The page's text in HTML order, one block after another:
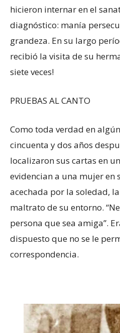
hicieron internar en el
diagnóstico: manía
grandeza. En su largo
recibió la visita de su
siete veces!
PRUEBAS AL CANTO
Como toda verdad en
cincuenta y dos años
localizaron sus cartas en
evidencian a una mujer en
acechada por la soledad,
maltrato de su entorno.
persona que sea amiga”.
dispuesto que no se le
correspondencia.